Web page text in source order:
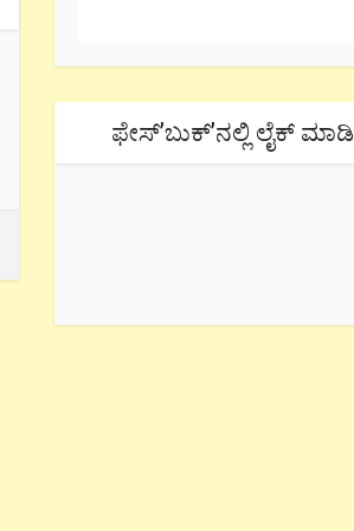
ಫೇಸ್’ಬುಕ್’ನಲ್ಲಿ ಲೈಕ್ ಮಾಡಿ